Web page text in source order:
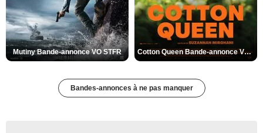
Mutiny Bande-annonce VO STFR Cotton Queen Bande-annonce VO STFR
Bandes-annonces à ne pas manquer